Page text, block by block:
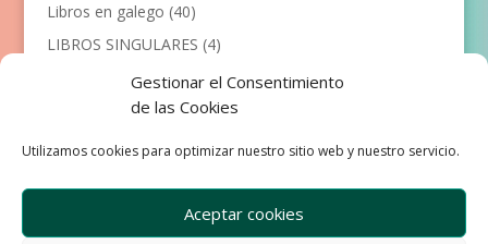
Gestionar el Consentimiento
de las Cookies
Utilizamos cookies para optimizar nuestro sitio web y nuestro servicio.
Aceptar cookies
Libros en galego (40)
LIBROS SINGULARES (4)
Llibres en català (117)
Manualidades (53)
Primeros lectores
(101)